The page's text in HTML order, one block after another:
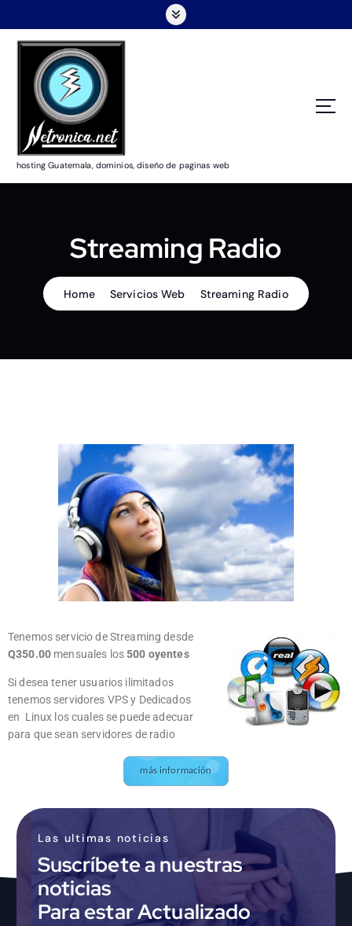
hosting Guatemala, dominios, diseño de paginas web
Streaming Radio
Home Servicios Web Streaming Radio
Tenemos servicio de Streaming desde
Q350.00 mensuales los500 oyentes
Si desea tener usuarios ilimitados
tenemos servidores VPS y Dedicados
en Linux los cuales se puede adecuar
para que sean servidores de radio
más información
Las ultimas noticias
Suscríbete a nuestras
noticias
Para estar Actualizado